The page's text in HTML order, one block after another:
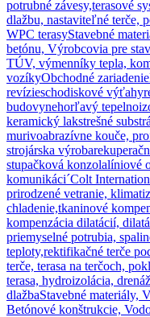
potrubné závesy,terasové
dlažbu, nastaviteľné terče,
WPC terasyStavebné
betónu, Výrobcovia pre
TÚV, výmenníky tepla,
vozíkyObchodné zariadenie
revízieschodiskové výťahy
budovynehorľavý
keramický lakstrešné
murivoabrazívne kouče,
strojárska výroba
stupačková konzolalíniové
komunikáci´Colt
prirodzené vetranie,
chladenie,tkaninové
kompenzácia dilatácií,
priemyselné potrubia,
teploty,rektifikačné terče
terče, terasa na terčoch,
terasa, hydroizolácia,
dlažbaStavebné materiály,
Betónové konštrukcie,